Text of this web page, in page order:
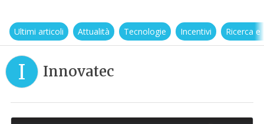
Ultimi articoli Attualità Tecnologie Incentivi Ricerca
I Innovatec